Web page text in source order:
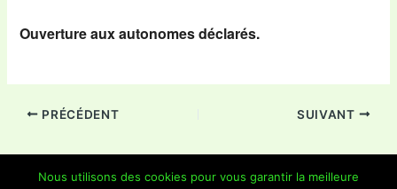
Ouverture aux autonomes déclarés.
PRÉCÉDENT SUIVANT
Nous utilisons des cookies pour vous garantir la meilleure